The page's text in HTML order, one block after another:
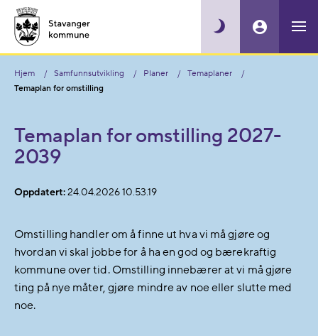
Hjem Samfunnsutvikling Planer
Temaplaner
Temaplan for omstilling
Temaplan for omstilling 2027-
2039
Oppdatert: 24.04.2026 10.53.19
Omstilling handler om å finne ut hva vi må gjøre og
hvordan vi skal jobbe for å ha en god og bærekraftig
kommune over tid. Omstilling innebærer at vi må gjøre
ting på nye måter, gjøre mindre av noe eller slutte med
noe.